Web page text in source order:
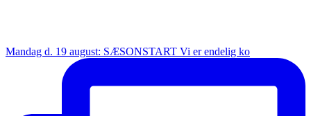
Mandag d. 19 august: SÆSONSTART Vi er endelig ko